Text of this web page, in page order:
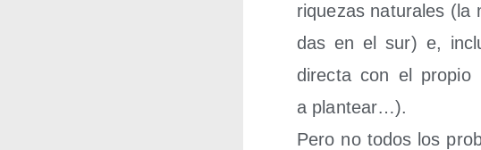
rique­zas natu­ra­les
das en el sur) e,
direc­ta con el pro­pio
a plantear…).
Pero no todos los